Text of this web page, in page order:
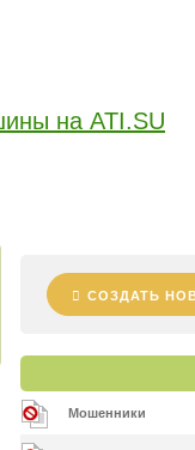
на ATI.SU
СОЗДАТЬ
Мошенники